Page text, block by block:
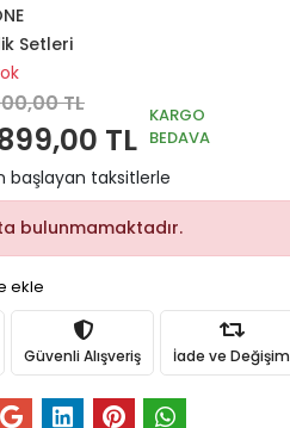
Setleri
TL
TL
KARGO
BEDAVA
başlayan taksitlerle
bulunmamaktadır.
ekle
Güvenli Alışveriş İade ve Değişim